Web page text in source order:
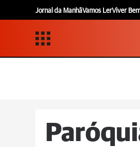
Jornal da ManhãVamos LerViver